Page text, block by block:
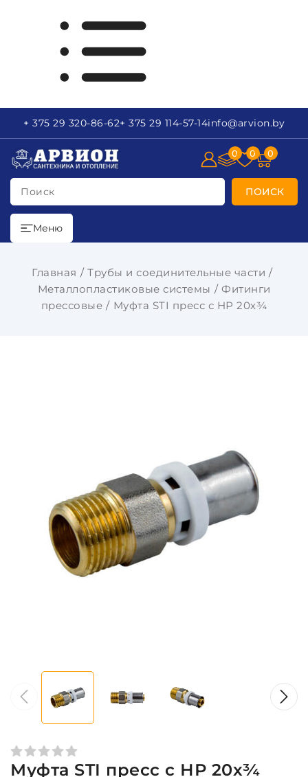
+ 375 29 320-86-62+ 375 29 114-57-14info@arvion.by
Поиск ПОИСК
0 0 0
Меню
Главная
Трубы и соединительные части
Металлопластиковые системы
Фитинги
прессовые
Муфта STI пресс с НР 20х¾
Муфта STI пресс с НР 20х¾